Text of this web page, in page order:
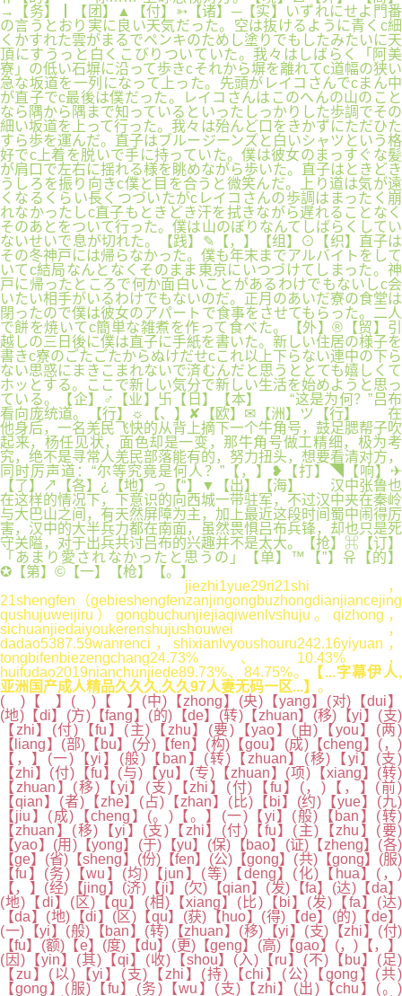
→【务】┃【团】▲【付】➳【诸】─【实】いずれにせよ門番
の言うとおり実に良い天気だった。空は抜けるように青くc細
くかすれた雲がまるでペンキのためし塗りでもしたみたいに天
頂にすうっと白くこびりついていた。我々はしばらく「阿美
寮」の低い石塀に沿って歩きcそれから塀を離れてc道幅の狭い
急な坂道を一列になって上った。先頭がレイコさんでcまん中
が直子でc最後は僕だった。レイコさんはこのへんの山のこと
なら隅から隅まで知っているといったしっかりした歩調でその
細い坂道を上って行った。我々は殆んど口をきかずにただひた
すら歩を運んだ。直子はブルージーンズと白いシャツという格
好でc上着を脱いで手に持っていた。僕は彼女のまっすぐな髪
が肩口で左右に揺れる様を眺めながら歩いた。直子はときどき
うしろを振り向きc僕と目を合うと微笑んだ。上り道は気が遠
くなるくらい長くつづいたがcレイコさんの歩調はまったく崩
れなかったしc直子もときどき汗を拭きながら遅れることなく
そのあとをついて行った。僕は山のぼりなんてしばらくしてい
ないせいで息が切れた。【践】✎【，】【组】⊙【织】直子は
その冬神戸には帰らなかった。僕も年末までアルバイトをして
いてc結局なんとなくそのまま東京にいつづけてしまった。神
戸に帰ったところで何か面白いことがあるわけでもないしc会
いたい相手がいるわけでもないのだ。正月のあいだ寮の食堂は
閉ったので僕は彼女のアパートで食事をさせてもらった。二人
で餅を焼いてc簡単な雑煮を作って食べた。【外】®【贸】引
越しの三日後に僕は直子に手紙を書いた。新しい住居の様子を
書きc寮のごたごたからぬけだせcこれ以上下らない連中の下ら
ない思惑にまきこまれないで済むんだと思うととても嬉しくて
ホッとする。ここで新しい気分で新しい生活を始めようと思っ
ている。【企】♂【业】卐【日】【本】 “这是为何？”吕布
看向庞统道。【行】☼【、】✘【欧】✉【洲】ツ【行】 在
他身后，一名羌民飞快的从背上摘下一个牛角号，鼓足腮帮子吹
起来，杨任见状，面色却是一变，那牛角号做工精细，极为考
究，绝不是寻常人羌民部落能有的，努力扭头，想要看清对方，
同时厉声道：“尔等究竟是何人？”【，】❥【打】◥【响】✈
【了】↗【各】¿【地】っ【“】▼【出】【海】 汉中张鲁也
在这样的情况下，下意识的向西城一带驻军，不过汉中夹在秦岭
与大巴山之间，有天然屏障为主，加上最近这段时间蜀中闹得厉
害，汉中的大半兵力都在南面，虽然畏惧吕布兵锋，却也只是死
守关隘，对于出兵共讨吕布的兴趣并不是太大。【抢】⌘【订】
「あまり愛されなかったと思うの」【单】™【”】유【的】
✪【第】©【一】【枪】【。】
jiezhi1yue29ri21shi，
21shengfen（gebieshengfenzanjingongbuzhongdianjiancejing
qushujuweijiru）gongbuchunjiejiaqiwenlvshuju。qizhong，
sichuanjiedaiyoukerenshujushouwei，
dadao5387.59wanrenci，shixianlvyoushouru242.16yiyuan，
tongbifenbiezengchang24.73%、10.43%，
huifudao2019nianchunjiede89.73%、84.75%。
【...字幕伊人,
亚洲国产成人精品久久久,久久97人妻无码一区...】 。
( )【 】( )【 】(中)【zhong】(央)【yang】(对)【dui】
(地)【di】(方)【fang】(的)【de】(转)【zhuan】(移)【yi】(支)
【zhi】(付)【fu】(主)【zhu】(要)【yao】(由)【you】(两)
【liang】(部)【bu】(分)【fen】(构)【gou】(成)【cheng】(，)
【，】(一)【yi】(般)【ban】(转)【zhuan】(移)【yi】(支)
【zhi】(付)【fu】(与)【yu】(专)【zhuan】(项)【xiang】(转)
【zhuan】(移)【yi】(支)【zhi】(付)【fu】(，)【，】(前)
【qian】(者)【zhe】(占)【zhan】(比)【bi】(约)【yue】(九)
【jiu】(成)【cheng】(。)【。】(一)【yi】(般)【ban】(转)
【zhuan】(移)【yi】(支)【zhi】(付)【fu】(主)【zhu】(要)
【yao】(用)【yong】(于)【yu】(保)【bao】(证)【zheng】(各)
【ge】(省)【sheng】(份)【fen】(公)【gong】(共)【gong】(服)
【fu】(务)【wu】(均)【jun】(等)【deng】(化)【hua】(，)
【，】(经)【jing】(济)【ji】(欠)【qian】(发)【fa】(达)【da】
(地)【di】(区)【qu】(相)【xiang】(比)【bi】(发)【fa】(达)
【da】(地)【di】(区)【qu】(获)【huo】(得)【de】(的)【de】
(一)【yi】(般)【ban】(转)【zhuan】(移)【yi】(支)【zhi】(付)
【fu】(额)【e】(度)【du】(更)【geng】(高)【gao】(，)【，】
(因)【yin】(其)【qi】(收)【shou】(入)【ru】(不)【bu】(足)
【zu】(以)【yi】(支)【zhi】(持)【chi】(公)【gong】(共)
【gong】(服)【fu】(务)【wu】(支)【zhi】(出)【chu】(。)